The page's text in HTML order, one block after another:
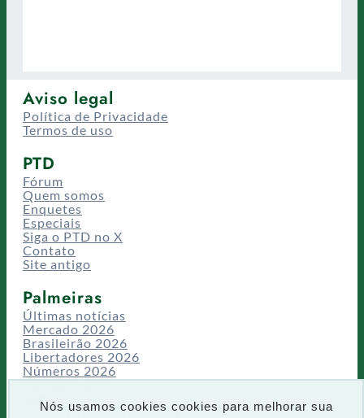
Nós usamos cookies cookies para melhorar sua
Aviso legal
Política de Privacidade
Termos de uso
PTD
Fórum
Quem somos
Enquetes
Especiais
Siga o PTD no X
Contato
Site antigo
Palmeiras
Últimas notícias
Mercado 2026
Brasileirão 2026
Libertadores 2026
Números 2026
Campeonatos
CT/Centro de Excelência